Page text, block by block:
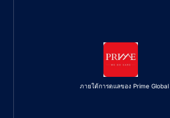
ภายใต้การดูแลของ Prime